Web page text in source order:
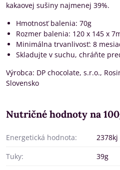
kakaovej sušiny najmenej 39%.
Hmotnosť balenia: 70g
Rozmer balenia: 120 x 145 x
Minimálna trvanlivosť: 8
Skladujte v suchu, chráňte
Výrobca: DP chocolate, s.r.o.,
Slovensko
Nutričné hodnoty na
Energetická hodnota:
2378kj
Tuky:
39g